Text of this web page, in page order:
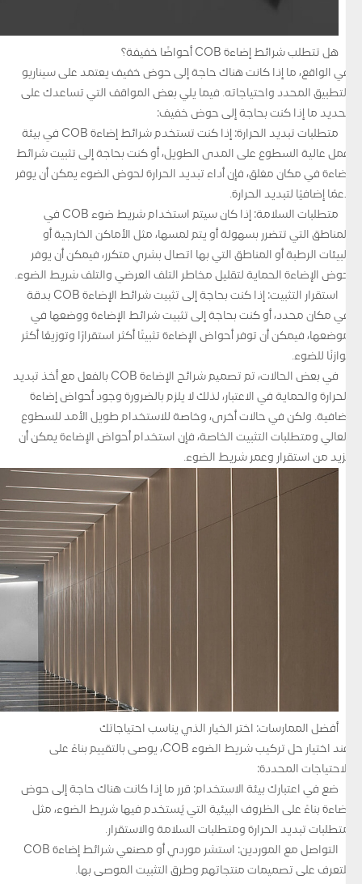
هل تتطلب شرائط إضاءة COB أحواضًا خفيفة؟
في الواقع، ما إذا كانت هناك حاجة إلى حوض خفيف يعتمد على سيناريو
التطبيق المحدد واحتياجاته. فيما يلي بعض المواقف التي تساعدك على
تحديد ما إذا كنت بحاجة إلى حوض خفيف:
متطلبات تبديد الحرارة: إذا كنت تستخدم شرائط إضاءة COB في بيئة
عمل عالية السطوع على المدى الطويل، أو كنت بحاجة إلى تثبيت شرائط
إضاءة في مكان مغلق، فإن أداء تبديد الحرارة لحوض الضوء يمكن أن يوفر
دعمًا إضافيًا لتبديد الحرارة.
متطلبات السلامة: إذا كان سيتم استخدام شريط ضوء COB في
المناطق التي تتضرر بسهولة أو يتم لمسها، مثل الأماكن الخارجية أو
البيئات الرطبة أو المناطق التي بها اتصال بشري متكرر، فيمكن أن يوفر
حوض الإضاءة الحماية لتقليل مخاطر التلف العرضي والتلف شريط الضوء.
استقرار التثبيت: إذا كنت بحاجة إلى تثبيت شرائط الإضاءة COB بدقة
في مكان محدد، أو كنت بحاجة إلى تثبيت شرائط الإضاءة ووضعها في
موضعها، فيمكن أن توفر أحواض الإضاءة تثبيتًا أكثر استقرارًا وتوزيعًا أكثر
توازنًا للضوء.
في بعض الحالات، تم تصميم شرائح الإضاءة COB بالفعل مع أخذ تبديد
الحرارة والحماية في الاعتبار، لذلك لا يلزم بالضرورة وجود أحواض إضاءة
إضافية. ولكن في حالات أخرى، وخاصة للاستخدام طويل الأمد للسطوع
العالي ومتطلبات التثبيت الخاصة، فإن استخدام أحواض الإضاءة يمكن أن
يزيد من استقرار وعمر شريط الضوء.
أفضل الممارسات: اختر الخيار الذي يناسب احتياجاتك
عند اختيار حل تركيب شريط الضوء COB، يوصى بالتقييم بناءً على
الاحتياجات المحددة:
ضع في اعتبارك بيئة الاستخدام: قرر ما إذا كانت هناك حاجة إلى حوض
إضاءة بناءً على الظروف البيئية التي يُستخدم فيها شريط الضوء، مثل
متطلبات تبديد الحرارة ومتطلبات السلامة والاستقرار.
التواصل مع الموردين: استشر موردي أو مصنعي شرائط إضاءة COB
للتعرف على تصميمات منتجاتهم وطرق التثبيت الموصى بها.